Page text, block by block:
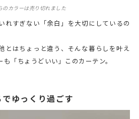
カラーは売り切れました
れすぎない「余白」を大切にしているの
とはちょっと違う、そんな暮らしを叶え
「ちょうどいい」このカーテン。
ゆっくり過ごす